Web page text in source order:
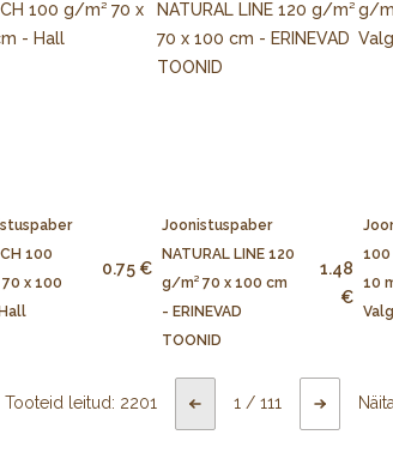
100
x 100
0.75 €
Joonistuspaber
NATURAL LINE 120
g/m² 70 x 100 cm
- ERINEVAD
TOONID
1.48
€
100
10
Tooteid leitud: 2201 1 /111